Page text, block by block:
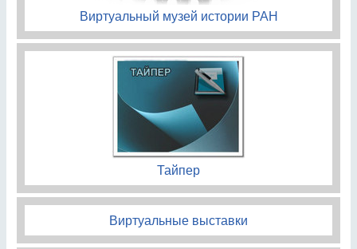
Виртуальный музей истории РАН
Тайпер
Виртуальные выставки